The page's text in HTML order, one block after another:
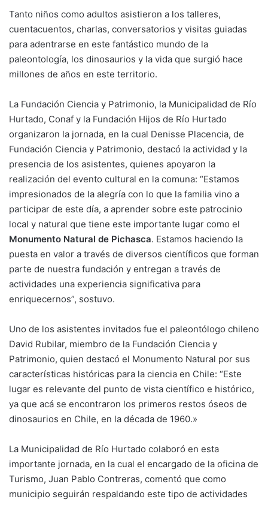
Tanto niños como adultos asistieron a los talleres,
cuentacuentos, charlas, conversatorios y visitas guiadas
para adentrarse en este fantástico mundo de la
paleontología, los dinosaurios y la vida que surgió hace
millones de años en este territorio.
La Fundación Ciencia y Patrimonio, la Municipalidad de Río
Hurtado, Conaf y la Fundación Hijos de Río Hurtado
organizaron la jornada, en la cual Denisse Placencia, de
Fundación Ciencia y Patrimonio, destacó la actividad y la
presencia de los asistentes, quienes apoyaron la
realización del evento cultural en la comuna: “Estamos
impresionados de la alegría con lo que la familia vino a
participar de este día, a aprender sobre este patrocinio
local y natural que tiene este importante lugar como el
Monumento Natural de Pichasca. Estamos haciendo la
puesta en valor a través de diversos científicos que forman
parte de nuestra fundación y entregan a través de
actividades una experiencia significativa para
enriquecernos”, sostuvo.
Uno de los asistentes invitados fue el paleontólogo chileno
David Rubilar, miembro de la Fundación Ciencia y
Patrimonio, quien destacó el Monumento Natural por sus
características históricas para la ciencia en Chile: “Este
lugar es relevante del punto de vista científico e histórico,
ya que acá se encontraron los primeros restos óseos de
dinosaurios en Chile, en la década de 1960.»
La Municipalidad de Río Hurtado colaboró en esta
importante jornada, en la cual el encargado de la oficina de
Turismo, Juan Pablo Contreras, comentó que como
municipio seguirán respaldando este tipo de actividades